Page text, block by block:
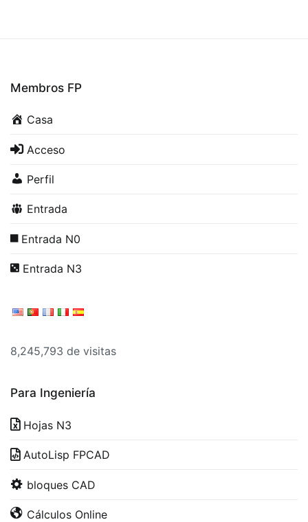
Membros FP
Casa
Acceso
Perfil
Entrada
Entrada N0
Entrada N3
8,245,793 de visitas
Para Ingeniería
Hojas N3
AutoLisp FPCAD
bloques CAD
Cálculos Online